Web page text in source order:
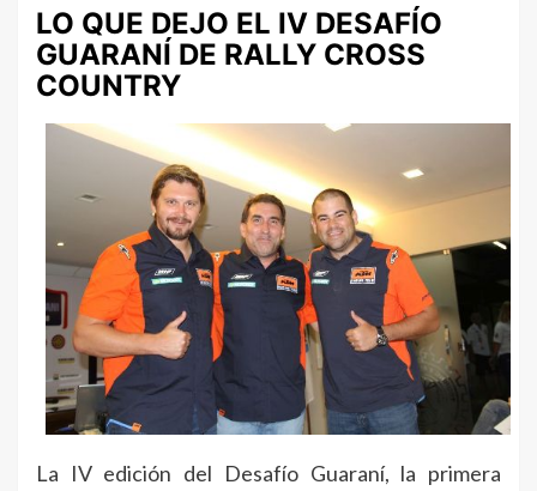
LO QUE DEJO EL IV DESAFÍO
GUARANÍ DE RALLY CROSS
COUNTRY
La IV edición del Desafío Guaraní, la primera